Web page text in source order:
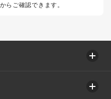
らご確認できます。